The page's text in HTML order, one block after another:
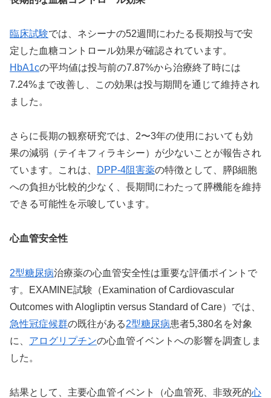
臨床試験では、ネシーナの52週間にわたる長期投与で安
定した血糖コントロール効果が確認されています。
HbA1cの平均値は投与前の7.87%から治療終了時には
7.24%まで改善し、この効果は投与期間を通じて維持され
ました。
さらに長期の観察研究では、2〜3年の使用においても効
果の減弱（テイキフィラキシー）が少ないことが報告され
ています。これは、
DPP-4阻害薬の特徴として、膵β細胞
への負担が比較的少なく、長期間にわたって膵機能を維持
できる可能性を示唆しています。
心血管安全性
2型糖尿病治療薬の心血管安全性は重要な評価ポイントで
す。EXAMINE試験（Examination of Cardiovascular
Outcomes with Alogliptin versus Standard of Care）では、
急性冠症候群の既往がある2型糖尿病患者5,380名を対象
に、 アログリプチンの心血管イベントへの影響を調査しま
した。
結果として、主要心血管イベント（心血管死、非致死的心